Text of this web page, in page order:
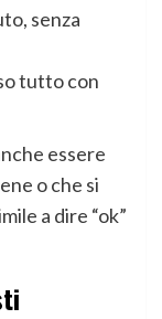
senza
tutto con
essere
o che si
a dire “ok”